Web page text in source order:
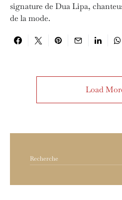
signature de Dua Lipa,
de la mode.
Load